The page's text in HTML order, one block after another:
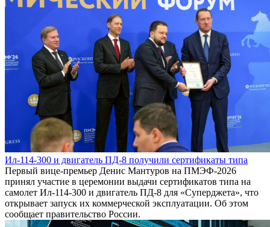
Ил-114-300 и двигатель ПД-8 получили сертификаты типа
Первый вице-премьер Денис Мантуров на ПМЭФ-2026
принял участие в церемонии выдачи сертификатов типа на
самолет Ил-114-300 и двигатель ПД-8 для «Суперджета», что
открывает запуск их коммерческой эксплуатации. Об этом
сообщает правительство России.